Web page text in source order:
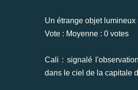
Un étrange objet
Vote : Moyenne : 0 votes
Cali : signalé
dans le ciel de la capitale